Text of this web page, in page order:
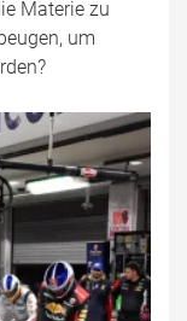
Materie zu
um